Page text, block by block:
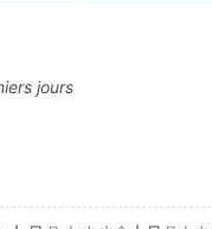
jours
0102
9月 03
€ 日, 9月 06
265 €
月, 9月 07
265 €
火, 9月 08
284 €金, 9月 11
369 €日, 9
320 €
月,
332